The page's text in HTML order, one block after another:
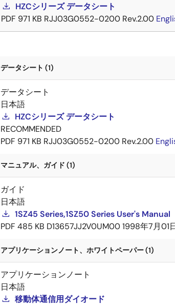
HZCシリーズ データシート
PDF 971 KB RJJ03G0552-0200 Rev.2.00
データシート (1)
データシート
日本語
HZCシリーズ データシート
RECOMMENDED
PDF 971 KB RJJ03G0552-0200 Rev.2.00
マニュアル、ガイド (1)
ガイド
日本語
1SZ45 Series,1SZ50 Series User's Manual
PDF 485 KB D13657JJ2V0UM001998年7月01
アプリケーションノート、ホワイトペーパー (1)
アプリケーションノート
日本語
移動体通信用ダイオード